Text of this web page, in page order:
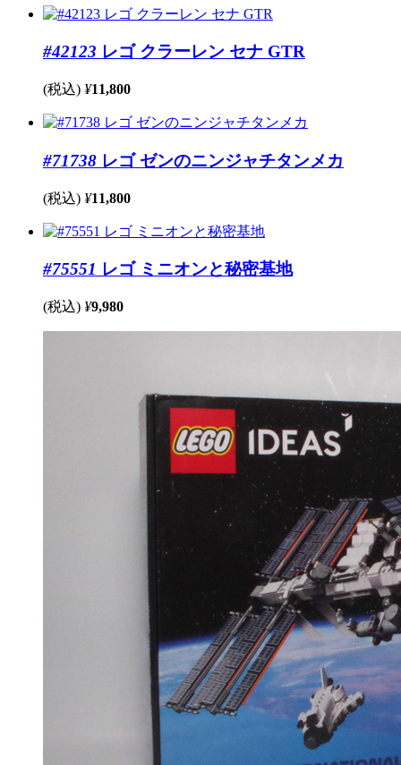
#42123 レゴ クラーレン セナ GTR
(税込) ¥11,800
#71738 レゴ ゼンのニンジャチタンメカ
(税込) ¥11,800
#75551 レゴ ミニオンと秘密基地
(税込) ¥9,980